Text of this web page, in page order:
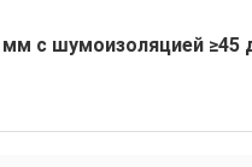
с шумоизоляцией ≥45